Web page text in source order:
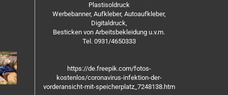
Plastisoldruck
Werbebanner, Aufkleber, Autoaufkleber,
Digitaldruck,
Besticken von Arbeitsbekleidung u.v.m.
Tel. 0931/4650333
https://de.freepik.com/fotos-
kostenlos/coronavirus-infektion-der-
vorderansicht-mit-speicherplatz_7248138.htm